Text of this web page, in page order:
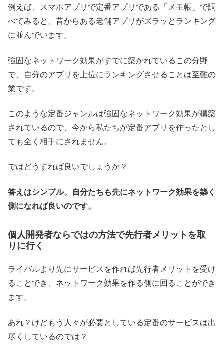
例えば、スマホアプリで定番アプリである「メモ帳」で調
べてみると、昔からある老舗アプリがズラッとランキング
に並んでいます。
強固なネットワーク効果がすでに築かれているこの分野
で、自分のアプリを上位にランキングさせることは至難の
業です。
このような定番ジャンルは強固なネットワーク効果が構築
されているので、今から私たちが定番アプリを作ったとし
ても全く相手にされません。
ではどうすれば良いでしょうか？
答えはシンプル。自分たちも先にネットワーク効果を築く
側になれば良いのです。
個人開発者ならではの方法で先行者メリットを取
りに行く
ライバルより先にサービスを作れば先行者メリットを受け
ることでき、ネットワーク効果を作る側に回ることができ
ます。
あれ？けどもう人々が必要としている定番のサービスは出
尽くしているのでは？